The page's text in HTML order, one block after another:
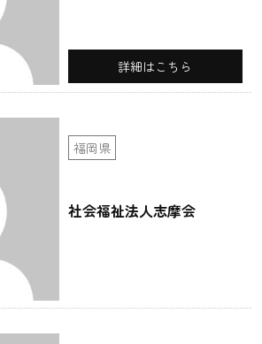
詳細はこちら
福岡県
社会福祉法人志摩会